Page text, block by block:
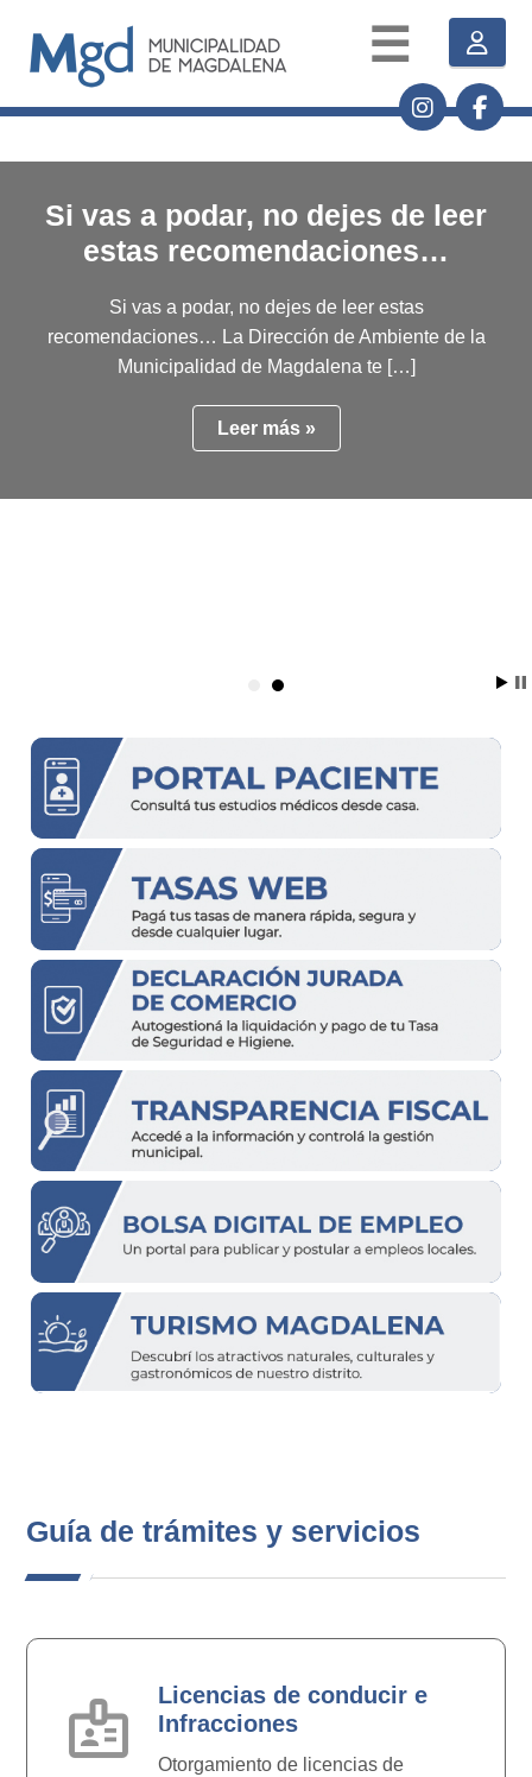
☰
Si vas a podar, no dejes de leer
estas recomendaciones…
Si vas a podar, no dejes de leer estas
recomendaciones… La Dirección de Ambiente de la
Municipalidad de Magdalena te […]
Leer más »
Guía de trámites y servicios
badge
Licencias de conducir e
Infracciones
Otorgamiento de licencias de